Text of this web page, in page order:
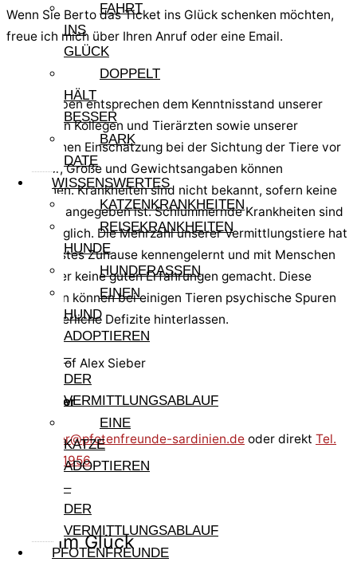
FAHRT
INS
GLÜCK
DOPPELT
HÄLT
BESSER
BARK
DATE
WISSENSWERTES
KATZENKRANKHEITEN
REISEKRANKHEITEN
HUNDE
HUNDERASSEN
EINEN
HUND
ADOPTIEREN
–
DER
VERMITTLUNGSABLAUF
EINE
KATZE
ADOPTIEREN
–
DER
VERMITTLUNGSABLAUF
PFOTENFREUNDE
Wenn Sie Berto das Ticket ins Glück schenken möchten,
freue ich mich über Ihren Anruf oder eine Email.
Hinweis:
Alle Angaben entsprechen dem Kenntnisstand unserer
sardischen Kollegen und Tierärzten sowie unserer
persönlichen Einschätzung bei der Sichtung der Tiere vor
Ort. Alter, Größe und Gewichtsangaben können
abweichen. Krankheiten sind nicht bekannt, sofern keine
Krankheit angegeben ist. Schlummernde Krankheiten sind
immer möglich. Die Mehrzahl unserer Vermittlungstiere hat
nie ein festes Zuhause kennengelernt und mit Menschen
wenig oder keine guten Erfahrungen gemacht. Diese
Prägungen können bei einigen Tieren psychische Spuren
oder körperliche Defizite hinterlassen.
Alex Sieber
alex.sieber@pfotenfreunde-sardinien.de oder direkt Tel.
0170 9941956
Pfote im Glück